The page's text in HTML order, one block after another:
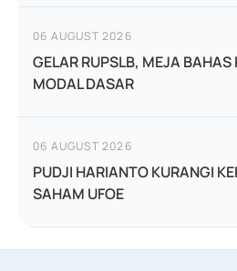
06 AUGUST 2026
GELAR RUPSLB, MEJA
MODAL DASAR
06 AUGUST 2026
PUDJI HARIANTO KURANGI
SAHAM UFOE